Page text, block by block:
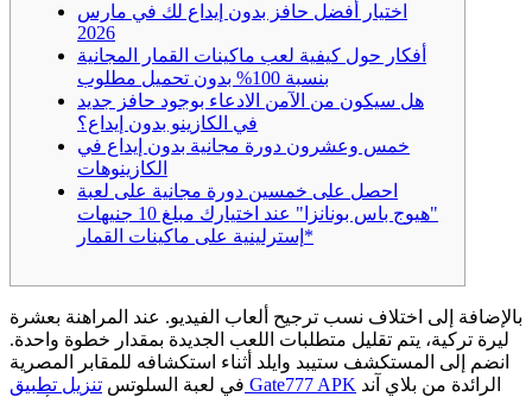
اختيار أفضل حافز بدون إيداع لك في مارس
2026
أفكار حول كيفية لعب ماكينات القمار المجانية
بنسبة 100% بدون تحميل مطلوب
هل سيكون من الآمن الادعاء بوجود حافز جديد
في الكازينو بدون إيداع؟
خمس وعشرون دورة مجانية بدون إيداع في
الكازينوهات
احصل على خمسين دورة مجانية على لعبة
"هيوج باس بونانزا" عند اختيارك مبلغ 10 جنيهات
إسترلينية على ماكينات القمار*
بالإضافة إلى اختلاف نسب ترجيح ألعاب الفيديو. عند المراهنة بعشرة
ليرة تركية، يتم تقليل متطلبات اللعب الجديدة بمقدار خطوة واحدة.
انضم إلى المستكشف ستيبد وايلد أثناء استكشافه للمقابر المصرية
في لعبة السلوتس تنزيل تطبيق Gate777 APK